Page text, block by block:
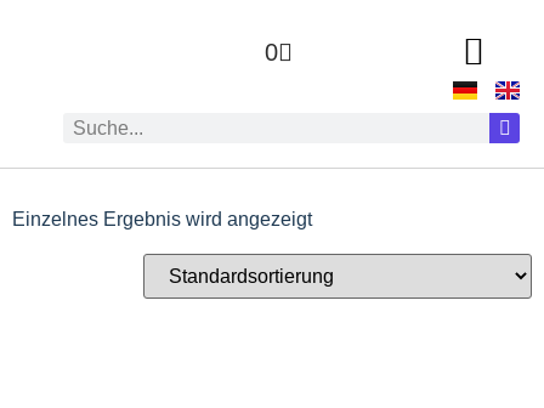
0
Einzelnes Ergebnis wird angezeigt